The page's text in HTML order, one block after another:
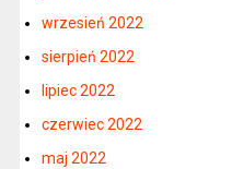
wrzesień 2022
sierpień 2022
lipiec 2022
czerwiec 2022
maj 2022